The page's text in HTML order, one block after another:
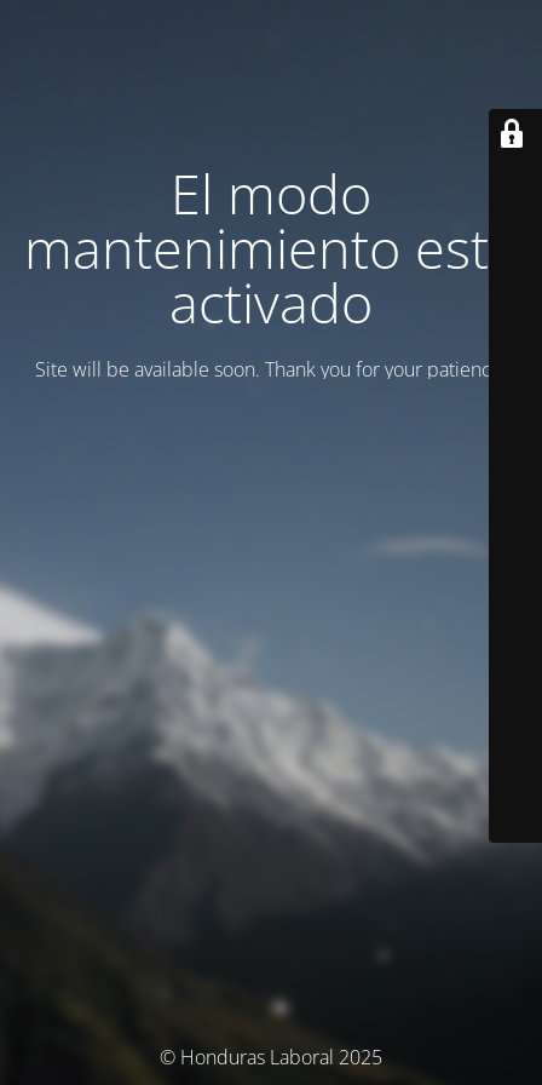
El modo
mantenimiento está
activado
Site will be available soon. Thank you for your patience!
© Honduras Laboral 2025